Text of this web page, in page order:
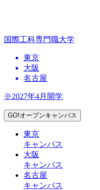
国際工科専門職大学
東京
大阪
名古屋
※2027年4月開学
GO!オープンキャンパス
東京
キャンパス
大阪
キャンパス
名古屋
キャンパス